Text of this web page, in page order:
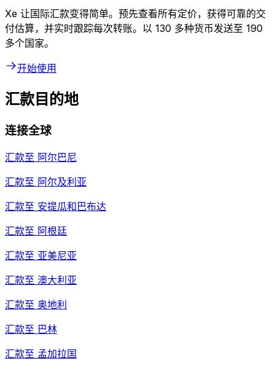
Xe 让国际汇款变得简单。预先查看所有定价，获得可靠的交
付估算，并实时跟踪每次转账。以 130 多种货币发送至 190
多个国家。
开始使用
汇款目的地
连接全球
汇款至 阿尔巴尼
汇款至 阿尔及利亚
汇款至 安提瓜和巴布达
汇款至 阿根廷
汇款至 亚美尼亚
汇款至 澳大利亚
汇款至 奥地利
汇款至 巴林
汇款至 孟加拉国